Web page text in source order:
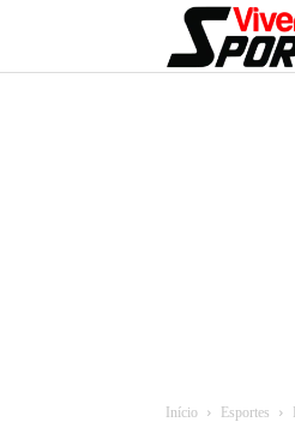
Início Esportes